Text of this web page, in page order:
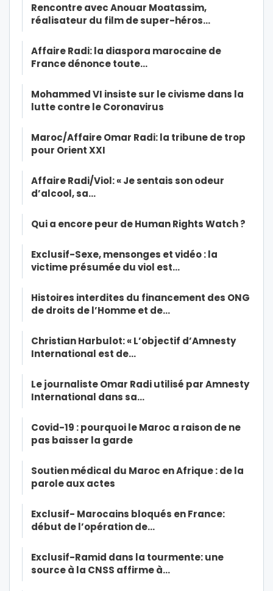
Rencontre avec Anouar Moatassim,
réalisateur du film de super-héros…
Affaire Radi: la diaspora marocaine de
France dénonce toute…
Mohammed VI insiste sur le civisme dans la
lutte contre le Coronavirus
Maroc/Affaire Omar Radi: la tribune de trop
pour Orient XXI
Affaire Radi/Viol: « Je sentais son odeur
d’alcool, sa…
Qui a encore peur de Human Rights Watch ?
Exclusif-Sexe, mensonges et vidéo : la
victime présumée du viol est…
Histoires interdites du financement des ONG
de droits de l’Homme et de…
Christian Harbulot: « L’objectif d’Amnesty
International est de…
Le journaliste Omar Radi utilisé par Amnesty
International dans sa…
Covid-19 : pourquoi le Maroc a raison de ne
pas baisser la garde
Soutien médical du Maroc en Afrique : de la
parole aux actes
Exclusif- Marocains bloqués en France:
début de l’opération de…
Exclusif-Ramid dans la tourmente: une
source à la CNSS affirme à…